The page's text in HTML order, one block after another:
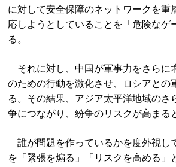
に対して安全保障のネットワークを重
応しようとしていることを「危険なゲ
る。
それに対し、中国が軍事力をさらに
のための行動を激化させ、ロシアとの
る。その結果、アジア太平洋地域のさ
争につながり、紛争のリスクが高まる
誰が問題を作っているかを度外視し
を「緊張を煽る」「リスクを高める」